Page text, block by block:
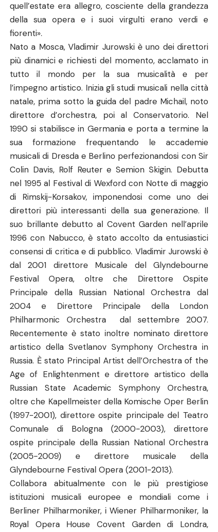
quell’estate era allegro, cosciente della grandezza
della sua opera e i suoi virgulti erano verdi e
fiorenti».
Nato a Mosca, Vladimir Jurowski è uno dei direttori
più dinamici e richiesti del momento, acclamato in
tutto il mondo per la sua musicalità e per
l’impegno artistico. Inizia gli studi musicali nella città
natale, prima sotto la guida del padre Michail, noto
direttore d’orchestra, poi al Conservatorio. Nel
1990 si stabilisce in Germania e porta a termine la
sua formazione frequentando le accademie
musicali di Dresda e Berlino perfezionandosi con Sir
Colin Davis, Rolf Reuter e Semion Skigin. Debutta
nel 1995 al Festival di Wexford con Notte di maggio
di Rimskij-Korsakov, imponendosi come uno dei
direttori più interessanti della sua generazione. Il
suo brillante debutto al Covent Garden nell’aprile
1996 con Nabucco, è stato accolto da entusiastici
consensi di critica e di pubblico. Vladimir Jurowski è
dal 2001 direttore Musicale del Glyndebourne
Festival Opera, oltre che Direttore Ospite
Principale della Russian National Orchestra dal
2004 e Direttore Principale della London
Philharmonic Orchestra dal settembre 2007.
Recentemente è stato inoltre nominato direttore
artistico della Svetlanov Symphony Orchestra in
Russia. È stato Principal Artist dell’Orchestra of the
Age of Enlightenment e direttore artistico della
Russian State Academic Symphony Orchestra,
oltre che Kapellmeister della Komische Oper Berlin
(1997-2001), direttore ospite principale del Teatro
Comunale di Bologna (2000-2003), direttore
ospite principale della Russian National Orchestra
(2005-2009) e direttore musicale della
Glyndebourne Festival Opera (2001-2013).
Collabora abitualmente con le più prestigiose
istituzioni musicali europee e mondiali come i
Berliner Philharmoniker, i Wiener Philharmoniker, la
Royal Opera House Covent Garden di Londra,